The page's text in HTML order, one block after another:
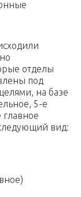
отделы
под
на базе
5-е
вид: